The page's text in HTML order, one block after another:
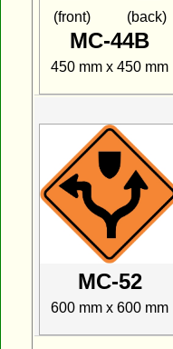
(front) (back)
MC-44B
450 mm x 450 mm
MC-52
600 mm x 600 mm